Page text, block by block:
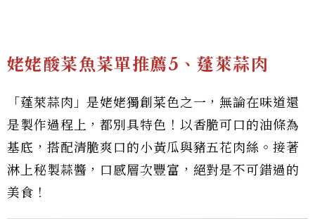
姥姥酸菜魚菜單推薦5、蓬萊蒜肉
「蓬萊蒜肉」是姥姥獨創菜色之一，無論在味道還
是製作過程上，都別具特色！以香脆可口的油條為
基底，搭配清脆爽口的小黃瓜與豬五花肉絲。接著
淋上秘製蒜醬，口感層次豐富，絕對是不可錯過的
美食！